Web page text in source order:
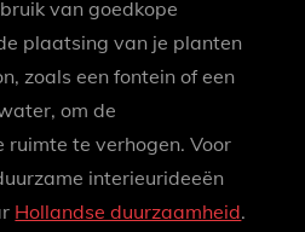
van goedkope
plaatsing van je planten
zoals een fontein of een
om de
ruimte te verhogen. Voor
interieurideeën
Hollandse duurzaamheid.